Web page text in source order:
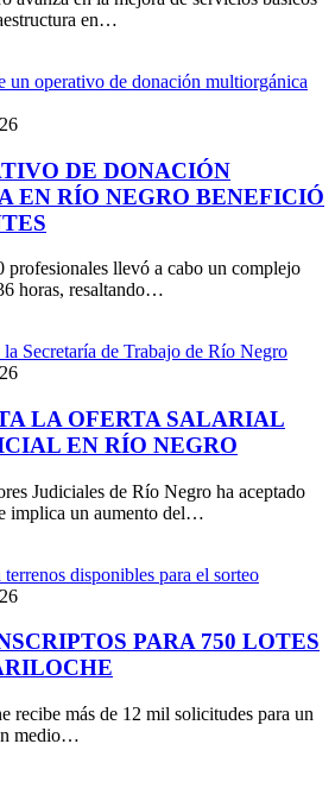
en…
DE DONACIÓN
EN RÍO NEGRO BENEFICIÓ
profesionales llevó a cabo un complejo
horas, resaltando…
LA OFERTA SALARIAL
EN RÍO NEGRO
Judiciales de Río Negro ha aceptado
implica un aumento del…
PARA 750 LOTES
recibe más de 12 mil solicitudes para un
medio…